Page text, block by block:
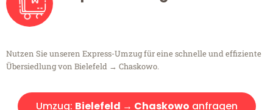
Nutzen Sie unseren Express-Umzug für eine schnelle und effiziente
Übersiedlung von Bielefeld → Chaskowo.
Umzug: Bielefeld → Chaskowo anfragen